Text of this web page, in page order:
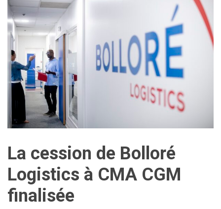
La cession de Bolloré
Logistics à CMA CGM
finalisée